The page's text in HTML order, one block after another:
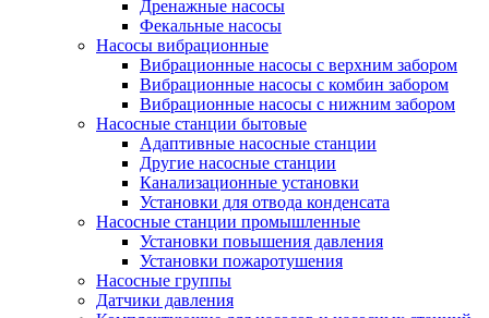
Дренажные насосы
Фекальные насосы
Насосы вибрационные
Вибрационные насосы с верхним забором
Вибрационные насосы с комбин забором
Вибрационные насосы с нижним забором
Насосные станции бытовые
Адаптивные насосные станции
Другие насосные станции
Канализационные установки
Установки для отвода конденсата
Насосные станции промышленные
Установки повышения давления
Установки пожаротушения
Насосные группы
Датчики давления